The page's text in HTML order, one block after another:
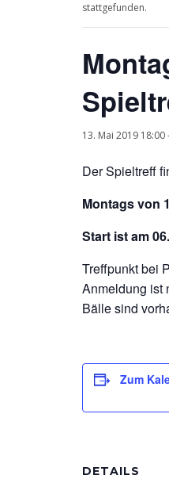
stattgefunden.
13. Mai 2019 18:00
Der Spieltreff
Montags von
Start ist am
Treffpunkt bei
Anmeldung ist
Bälle sind
Zum
DETAILS